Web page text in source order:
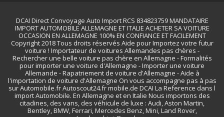
DCAI Direct Convoyage Auto Import RCS 834823759 MANDATAIRE
IMPORT AUTOMOBILE ALLEMAGNE ET ITALIE ACHETER SA VOITURE
OCCASION EN ALLEMAGNE 100% EN CONFIANCE ET FACILEMENT
Copyright 2018 Tous droits réservés Aide pour Importez votre futur
voiture ! Importateur de voitures Allemandes pas chères -
Rechercher une belle voiture pas chère en Allemagne - Formalités
pour importer une voiture d'Allemagne - Importer une voiture
Allemande - Rapatriement de voiture d'Allemagne - Aide à
l'importation de voiture d'Allemagne On vous accompagne pas à pas
sur Automobile.fr Autoscout24.fr mobile.de DCAI La Reference dans l
import Automobile. En Allemagne et en Italie Nous importons des
citadines, des vans, des véhicule de luxe : Audi, Aston Martin,
Bentley, BMW, Ferrari, Mercedes Benz, Mini, Land Rover,